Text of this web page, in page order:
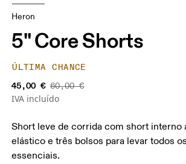
Heron
5" Core Shorts
ÚLTIMA CHANCE
45,00 € 60,00 €
IVA incluído
Short leve de corrida com short interno
elástico e três bolsos para levar todos
essenciais.